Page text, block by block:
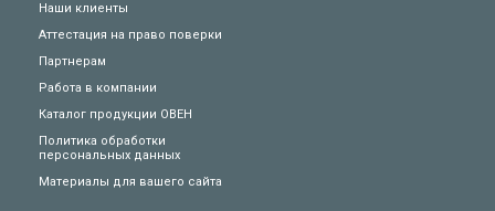
Наши клиенты
Аттестация на право поверки
Партнерам
Работа в компании
Каталог продукции ОВЕН
Политика обработки
персональных данных
Материалы для вашего сайта